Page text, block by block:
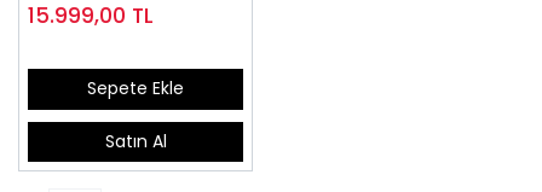
15.999,00 TL
Sepete Ekle
Satın Al